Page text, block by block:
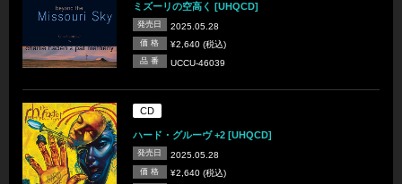
ミズーリの空高く [UHQCD]
発売日 2025.05.28
価 格 ¥2,640 (税込)
品 番 UCCU-46039
CD
ハード・グルーヴ +2 [UHQCD]
発売日 2025.05.28
価 格 ¥2,640 (税込)